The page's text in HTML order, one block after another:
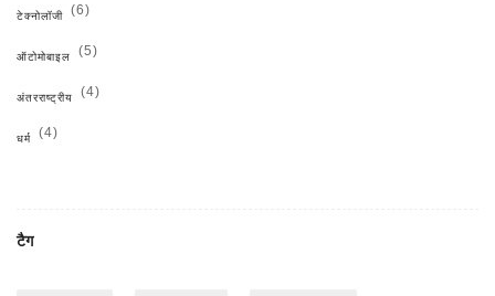
टेक्नोलॉजी (6)
ऑटोमोबाइल (5)
अंतरराष्ट्रीय (4)
धर्म (4)
टैग